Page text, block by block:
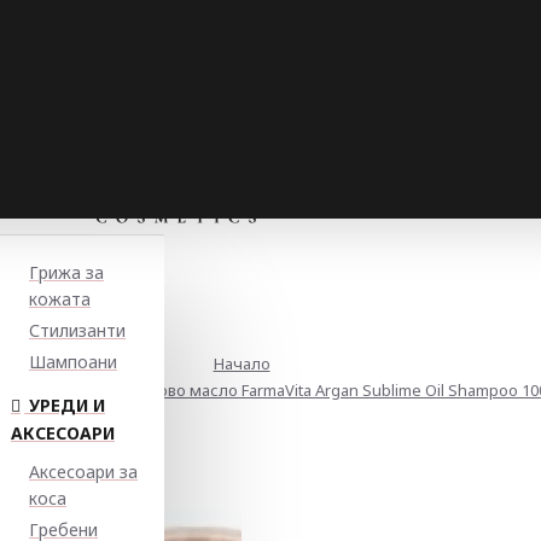
Грижа за
кожата
Стилизанти
Шампоани
УРЕДИ И
АКСЕСОАРИ
Аксесоари за
коса
Гребени
Начало
шампоан с арганово масло FarmaVita Argan Sublime Oil Shampoo